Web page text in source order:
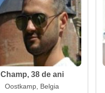
Champ, 38 de ani
Oostkamp, Belgia